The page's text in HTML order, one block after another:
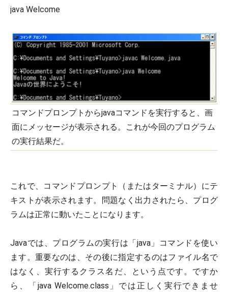
java Welcome
コマンドプロンプトからjavaコマンドを実行すると、画
面にメッセージが表示される。これが今回のプログラム
の実行結果だ。
これで、コマンドプロンプト（またはターミナル）にテ
キストが表示されます。問題なく出力されたら、プログ
ラムは正常に動いたことになります。
Javaでは、プログラムの実行は「java」コマンドを使い
ます。重要なのは、その後に指定するのはファイル名で
はなく、実行するクラス名だ、という点です。ですか
ら、「java Welcome.class」では正しく実行できませ